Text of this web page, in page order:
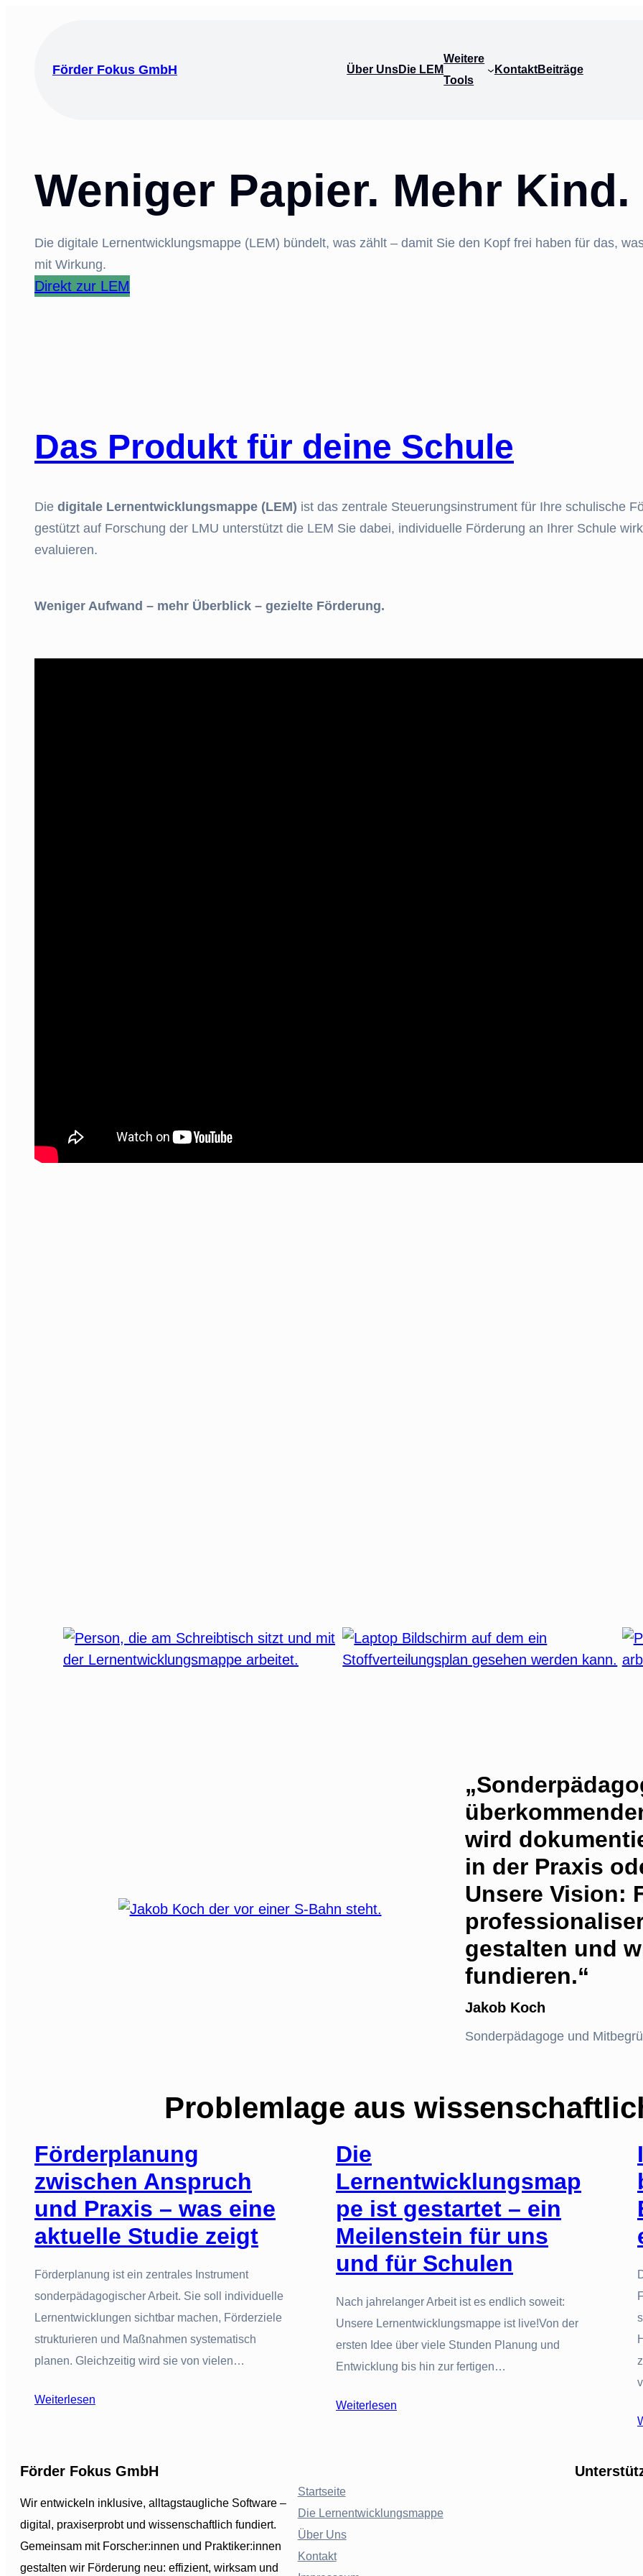
Förder Fokus GmbH Über UnsDie LEM
Weitere
Tools
KontaktBeiträge
Weniger Papier. Mehr Kind.
Die digitale Lernentwicklungsmappe (LEM) bündelt, was zählt – damit Sie den Kopf frei haben für das,
mit Wirkung.
Direkt zur LEM
Das Produkt für deine Schule
Die digitale Lernentwicklungsmappe (LEM) ist das zentrale Steuerungsinstrument für Ihre schulische
gestützt auf Forschung der LMU unterstützt die LEM Sie dabei, individuelle Förderung an Ihrer Schule
evaluieren.
Weniger Aufwand – mehr Überblick – gezielte Förderung.
wird
in der Praxis
Unsere Vision:
gestalten und
fundieren.“
Jakob Koch
Sonderpädagoge und
Problemlage aus
Förderplanung
zwischen Anspruch
und Praxis – was eine
aktuelle Studie zeigt
Förderplanung ist ein zentrales Instrument
sonderpädagogischer Arbeit. Sie soll individuelle
Lernentwicklungen sichtbar machen, Förderziele
strukturieren und Maßnahmen systematisch
planen. Gleichzeitig wird sie von vielen…
Weiterlesen
Die
Lernentwicklungsmap
pe ist gestartet – ein
Meilenstein für uns
und für Schulen
Nach jahrelanger Arbeit ist es endlich soweit:
Unsere Lernentwicklungsmappe ist live!Von der
ersten Idee über viele Stunden Planung und
Entwicklung bis hin zur fertigen…
Weiterlesen
Förder Fokus GmbH
Wir entwickeln inklusive, alltagstaugliche Software –
digital, praxiserprobt und wissenschaftlich fundiert.
Gemeinsam mit Forscher:innen und Praktiker:innen
gestalten wir Förderung neu: effizient, wirksam und
Startseite
Die Lernentwicklungsmappe
Über Uns
Kontakt